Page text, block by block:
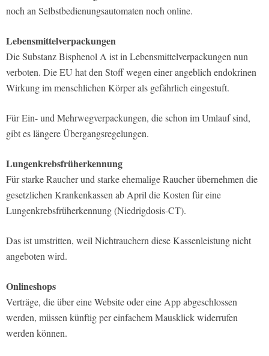
noch an Selbstbedienungsautomaten noch online.
Lebensmittelverpackungen
Die Substanz Bisphenol A ist in Lebensmittelverpackungen nun
verboten. Die EU hat den Stoff wegen einer angeblich endokrinen
Wirkung im menschlichen Körper als gefährlich eingestuft.
Für Ein- und Mehrwegverpackungen, die schon im Umlauf sind,
gibt es längere Übergangsregelungen.
Lungenkrebsfrüherkennung
Für starke Raucher und starke ehemalige Raucher übernehmen die
gesetzlichen Krankenkassen ab April die Kosten für eine
Lungenkrebsfrüherkennung (Niedrigdosis-CT).
Das ist umstritten, weil Nichtrauchern diese Kassenleistung nicht
angeboten wird.
Onlineshops
Verträge, die über eine Website oder eine App abgeschlossen
werden, müssen künftig per einfachem Mausklick widerrufen
werden können.